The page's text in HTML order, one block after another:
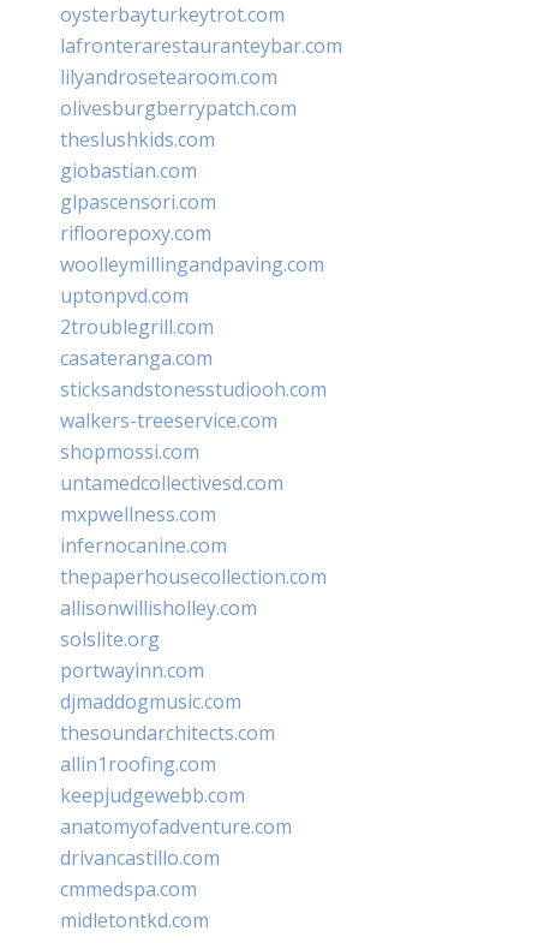
oysterbayturkeytrot.com
lafronterarestauranteybar.com
lilyandrosetearoom.com
olivesburgberrypatch.com
theslushkids.com
giobastian.com
glpascensori.com
rifloorepoxy.com
woolleymillingandpaving.com
uptonpvd.com
2troublegrill.com
casateranga.com
sticksandstonesstudiooh.com
walkers-treeservice.com
shopmossi.com
untamedcollectivesd.com
mxpwellness.com
infernocanine.com
thepaperhousecollection.com
allisonwillisholley.com
solslite.org
portwayinn.com
djmaddogmusic.com
thesoundarchitects.com
allin1roofing.com
keepjudgewebb.com
anatomyofadventure.com
drivancastillo.com
cmmedspa.com
midletontkd.com